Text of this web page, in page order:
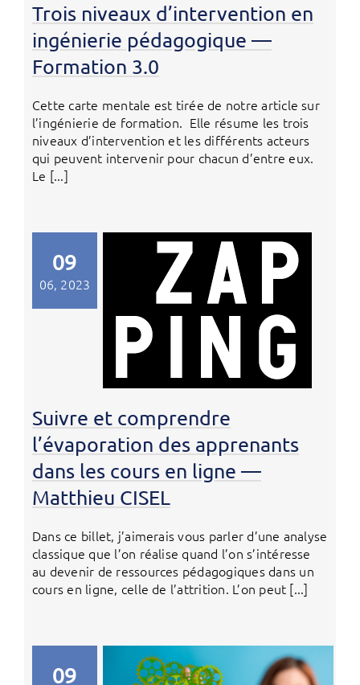
Trois niveaux d’intervention en
ingénierie pédagogique —
Formation 3.0
Cette carte mentale est tirée de notre article sur
l’ingénierie de formation. Elle résume les trois
niveaux d’intervention et les différents acteurs
qui peuvent intervenir pour chacun d’entre eux.
Le [...]
09
06, 2023
Suivre et comprendre
l’évaporation des apprenants
dans les cours en ligne —
Matthieu CISEL
Dans ce billet, j’aimerais vous parler d’une analyse
classique que l’on réalise quand l’on s’intéresse
au devenir de ressources pédagogiques dans un
cours en ligne, celle de l’attrition. L’on peut [...]
09